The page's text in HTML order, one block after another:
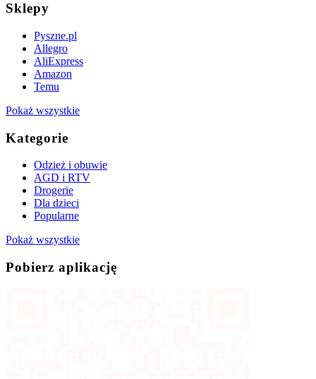
Sklepy
Pyszne.pl
Allegro
AliExpress
Amazon
Temu
Pokaż wszystkie
Kategorie
Odzież i obuwie
AGD i RTV
Drogerie
Dla dzieci
Popularne
Pokaż wszystkie
Pobierz aplikację